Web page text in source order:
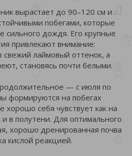
вырастает до 90–120 см и
побегами, которые
сильного дождя. Его крупные
привлекают внимание:
свежий лаймовый оттенок, а
становясь почти белыми.
— с июля по
формируются на побегах
хорошо себя чувствует как на
и в полутени. Для оптимального
хорошо дренированная почва
кислой реакцией.